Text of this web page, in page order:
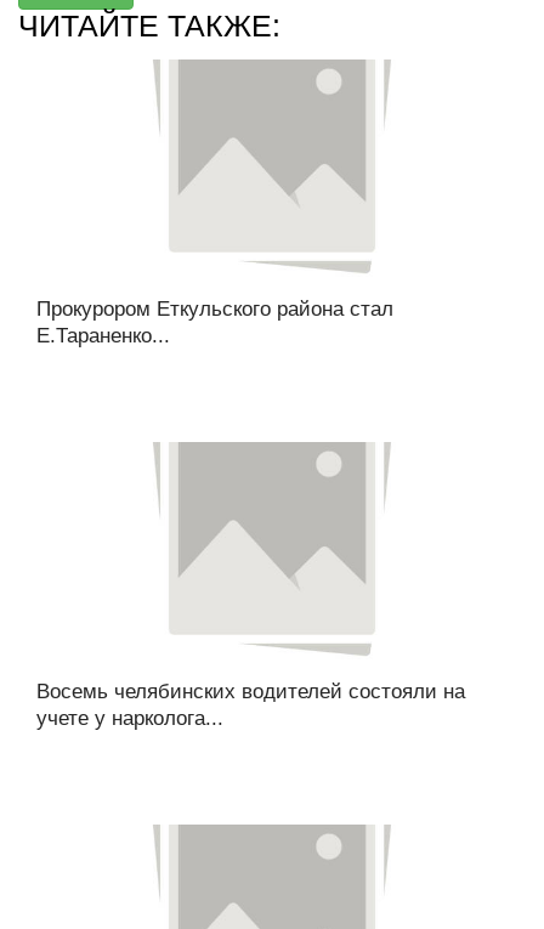
ЧИТАЙТЕ ТАКЖЕ:
Прокурором Еткульского района стал
Е.Тараненко...
Восемь челябинских водителей состояли на
учете у нарколога...